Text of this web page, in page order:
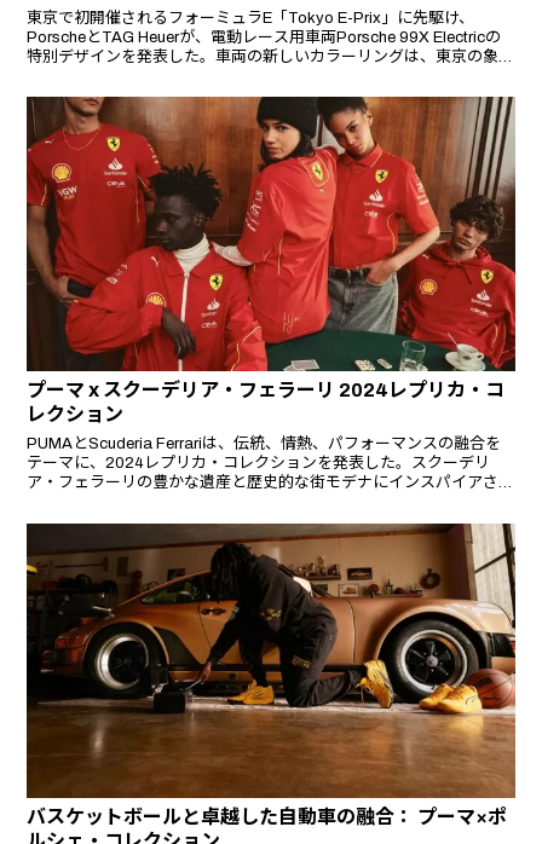
東京で初開催されるフォーミュラE「Tokyo E-Prix」に先駆け、
PorscheとTAG Heuerが、電動レース用車両Porsche 99X Electricの
特別デザインを発表した。車両の新しいカラーリングは、東京の象徴
気ある文化を反映している。
プーマ x スクーデリア・フェラーリ 2024レプリカ・コ
レクション
PUMAとScuderia Ferrariは、伝統、情熱、パフォーマンスの融合を
テーマに、2024レプリカ・コレクションを発表した。スクーデリ
ア・フェラーリの豊かな遺産と歴史的な街モデナにインスパイアされ
げながら、伝統に敬意を表している。
バスケットボールと卓越した自動車の融合： プーマ×ポ